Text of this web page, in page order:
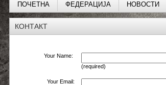
ПОЧЕТНА ФЕДЕРАЦИЈА НОВОСТИ
КОНТАКТ
Your Name:
(required)
Your Email: